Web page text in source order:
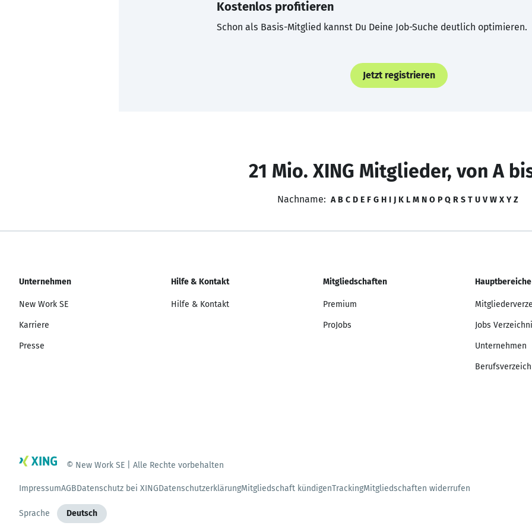
Kostenlos profitieren
Schon als Basis-Mitglied kannst Du Deine Job-Suche deutlich optimieren.
Jetzt registrieren
21 Mio. XING Mitglieder, von A
Nachname: A B C D E F G H I J K L M N O P Q R S T U V W X Y Z
Unternehmen
New Work SE
Karriere
Presse
Hilfe & Kontakt
Hilfe & Kontakt
Mitgliedschaften
Premium
ProJobs
Hauptbereiche
Jobs
Unternehmen
© New Work SE | Alle Rechte vorbehalten
ImpressumAGBDatenschutz bei XINGDatenschutzerklärungMitgliedschaft kündigenTrackingMitgliedschaften widerrufen
Sprache Deutsch